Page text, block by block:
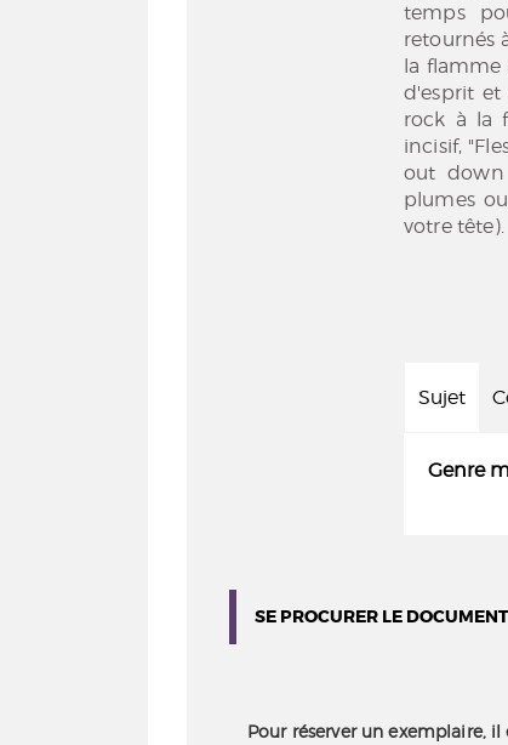
temps
retournés
la flamme
d'esprit et
rock à la
incisif,
out down
plumes
votre tête).
Sujet
Genre
SE PROCURER LE DOCUMENT
Pour réserver un exemplaire,